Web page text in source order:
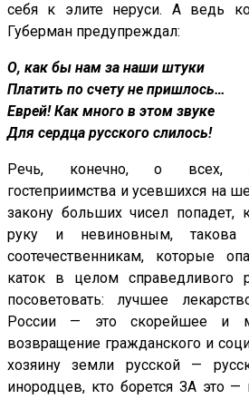
себя к элите неруси. А ведь
Губерман предупреждал:
О, как бы нам за наши штуки
Платить по счету не пришлось…
Еврей! Как много в этом звуке
Для сердца русского слилось!
Речь, конечно, о всех,
гостеприимства и усевшихся на
закону больших чисел попадет,
руку и невиновным,
соотечественникам, которые
каток в целом справедливого
посоветовать: лучшее
России — это скорейшее и
возвращение гражданского и
хозяину земли русской —
инородцев, кто борется ЗА это